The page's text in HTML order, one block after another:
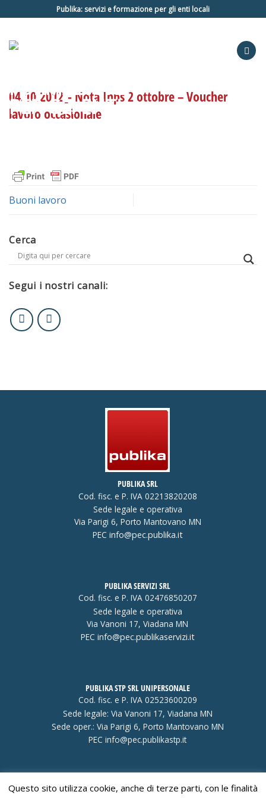
ai
Publika: servizi e formazione per gli enti locali
04.10.2012_- Nota Inps 2 ottobre – Voucher
lavoro occasionale
Buoni lavoro
Cerca
Segui i nostri canali:
PUBLIKA SRL
Cod. fisc. e P. IVA 02213820208
Sede legale e operativa
Via Parigi 6, Porto Mantovano MN
PEC info@pec.publika.it
PUBLIKA SERVIZI SRL
Cod. fisc. e P. IVA 02476850207
Sede legale e operativa
Via Vanoni 17, Viadana MN
PEC info@pec.publikaservizi.it
PUBLIKA STP SRL UNIPERSONALE
Cod. fisc. e P. IVA 02523600209
Sede legale: Via Vanoni 17, Viadana MN
Sede oper.: Via Parigi 6, Porto Mantovano MN
PEC info@pec.publikastp.it
Questo sito utilizza cookie, anche di terze parti, con le finalità